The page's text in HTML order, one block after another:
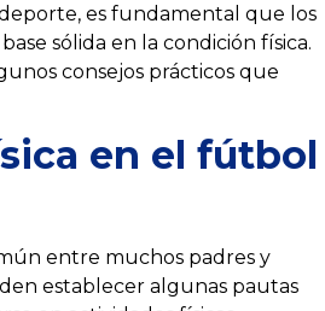
es fundamental que los
sólida en la condición física.
consejos prácticos que
en el fútbol
entre muchos padres y
establecer algunas pautas